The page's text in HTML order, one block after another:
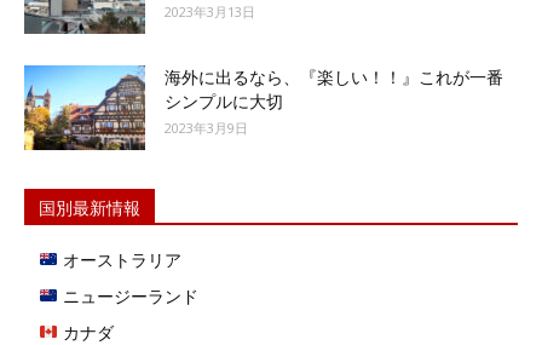
2023年3月13日
海外に出るなら、『楽しい！！』これが一番
シンプルに大切
2023年3月9日
国別最新情報
オーストラリア
ニュージーランド
カナダ